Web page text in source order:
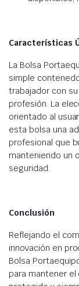
Características
La Bolsa
simple
trabajador con
profesión. La
orientado al
esta bolsa una
profesional que
manteniendo un
seguridad.
Conclusión
Reflejando el
innovación en
Bolsa
para mantener